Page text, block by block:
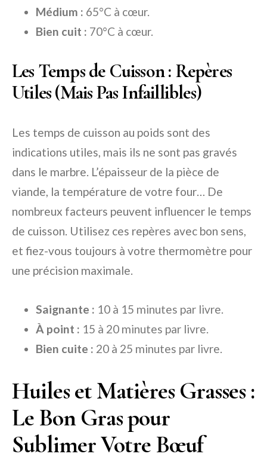
Médium : 65°C à cœur.
Bien cuit : 70°C à cœur.
Les Temps de Cuisson : Repères
Utiles (Mais Pas Infaillibles)
Les temps de cuisson au poids sont des
indications utiles, mais ils ne sont pas gravés
dans le marbre. L’épaisseur de la pièce de
viande, la température de votre four… De
nombreux facteurs peuvent influencer le temps
de cuisson. Utilisez ces repères avec bon sens,
et fiez-vous toujours à votre thermomètre pour
une précision maximale.
Saignante : 10 à 15 minutes par livre.
À point : 15 à 20 minutes par livre.
Bien cuite : 20 à 25 minutes par livre.
Huiles et Matières Grasses :
Le Bon Gras pour
Sublimer Votre Bœuf